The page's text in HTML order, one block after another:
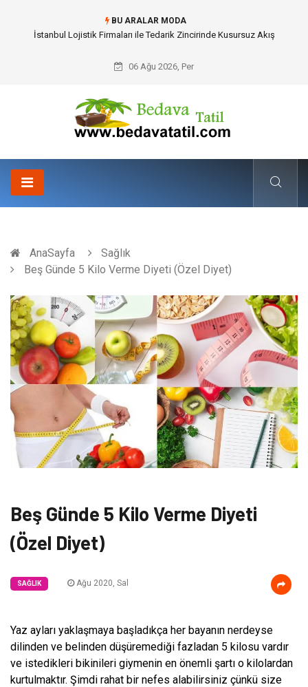
BU ARALAR MODA
Dalaman Bozburun Transfer: Seyahat Prestijinde Ve Zaman Yönetiminde
06 Ağu 2026, Per
AnaSayfa
Sağlık
Beş Günde 5 Kilo Verme Diyeti (Özel Diyet)
Beş Günde 5 Kilo Verme Diyeti
(Özel Diyet)
SAĞLIK Ağu 2020, Sal
Yaz ayları yaklaşmaya başladıkça her bayanın nerdeyse
dilinden ve belinden düşüremediği fazladan 5 kilosu vardır
ve istedikleri bikinileri giymenin en önemli şartı o kilolardan
kurtulmaktır. Şimdi rahat bir nefes alabilirsiniz çünkü size